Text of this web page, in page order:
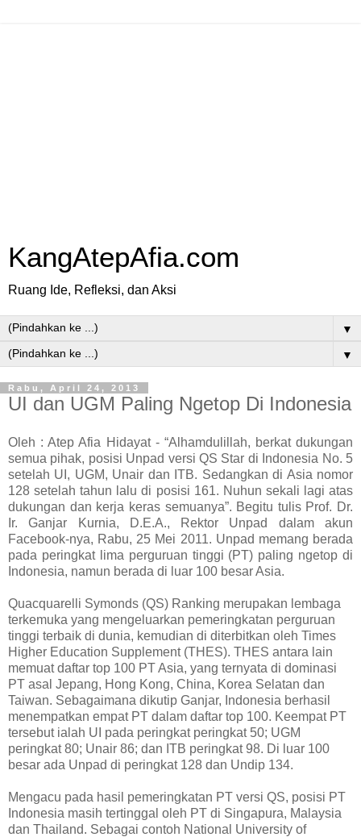
KangAtepAfia.com
Ruang Ide, Refleksi, dan Aksi
▼
▼
Rabu, April 24, 2013
UI dan UGM Paling Ngetop Di Indonesia
Oleh : Atep Afia Hidayat - “Alhamdulillah, berkat dukungan
semua pihak, posisi Unpad versi QS Star di Indonesia No. 5
setelah UI, UGM, Unair dan ITB. Sedangkan di Asia nomor
128 setelah tahun lalu di posisi 161. Nuhun sekali lagi atas
dukungan dan kerja keras semuanya”. Begitu tulis Prof. Dr.
Ir. Ganjar Kurnia, D.E.A., Rektor Unpad dalam akun
Facebook-nya, Rabu, 25 Mei 2011. Unpad memang berada
pada peringkat lima perguruan tinggi (PT) paling ngetop di
Indonesia, namun berada di luar 100 besar Asia.
Quacquarelli Symonds (QS) Ranking merupakan lembaga
terkemuka yang mengeluarkan pemeringkatan perguruan
tinggi terbaik di dunia, kemudian di diterbitkan oleh Times
Higher Education Supplement (THES). THES antara lain
memuat daftar top 100 PT Asia, yang ternyata di dominasi
PT asal Jepang, Hong Kong, China, Korea Selatan dan
Taiwan. Sebagaimana dikutip Ganjar, Indonesia berhasil
menempatkan empat PT dalam daftar top 100. Keempat PT
tersebut ialah UI pada peringkat peringkat 50; UGM
peringkat 80; Unair 86; dan ITB peringkat 98. Di luar 100
besar ada Unpad di peringkat 128 dan Undip 134.
Mengacu pada hasil pemeringkatan PT versi QS, posisi PT
Indonesia masih tertinggal oleh PT di Singapura, Malaysia
dan Thailand. Sebagai contoh National University of